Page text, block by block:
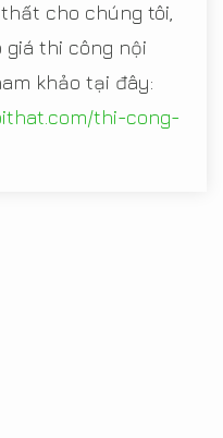
cho chúng tôi,
giá thi công nội
khảo tại đây:
thi-cong-